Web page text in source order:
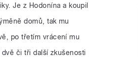
Je z Hodonína a koupil
domů, tak mu
po třetím vrácení mu
či tři další zkušenosti